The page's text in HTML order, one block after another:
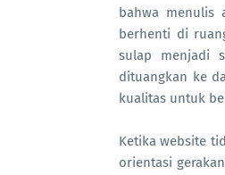
bahwa menulis
berhenti di
sulap menjadi
dituangkan ke
kualitas untuk
Ketika website
orientasi